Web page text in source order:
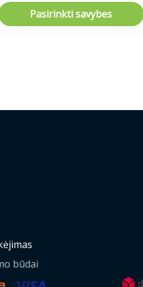
Pasirinkti savybes
būdai